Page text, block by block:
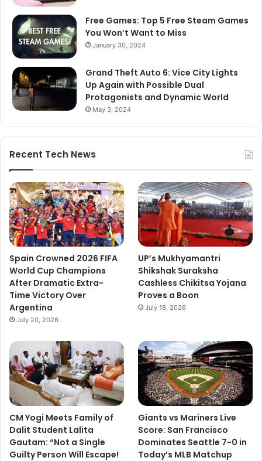
Free Games: Top 5 Free Steam Games
You Won’t Want to Miss
January 30, 2024
Grand Theft Auto 6: Vice City Lights
Up Again with Possible Dual
Protagonists and Dynamic World
May 3, 2024
Recent Tech News
Spain Crowned 2026 FIFA
World Cup Champions
After Dramatic Extra-
Time Victory Over
Argentina
July 20, 2026
UP’s Mukhyamantri
Shikshak Suraksha
Cashless Chikitsa Yojana
Proves a Boon
July 18, 2026
CM Yogi Meets Family of
Dalit Student Lalita
Gautam: “Not a Single
Guilty Person Will Escape!
Giants vs Mariners Live
Score: San Francisco
Dominates Seattle 7-0 in
Today’s MLB Matchup